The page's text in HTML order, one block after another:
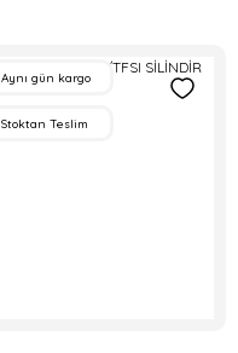
Aynı gün kargo
Stoktan Teslim